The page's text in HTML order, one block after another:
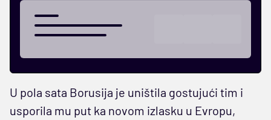
U pola sata Borusija je uništila gostujući tim i
usporila mu put ka novom izlasku u Evropu,